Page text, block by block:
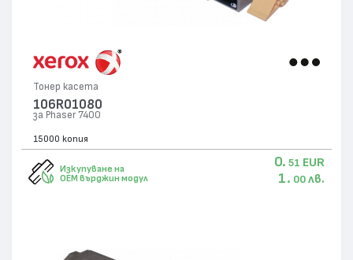
Тонер касета
106R01080
за Phaser 7400
15000 копия
Изкупуване на
OEM върджин модул
0. 51 EUR
1. 00 лв.